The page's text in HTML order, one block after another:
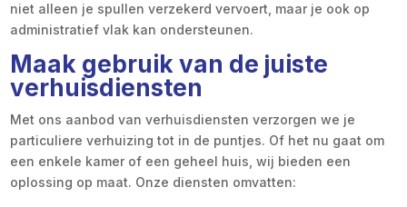
niet alleen je spullen verzekerd vervoert, maar je ook op
administratief vlak kan ondersteunen.
Maak gebruik van de juiste
verhuisdiensten
Met ons aanbod van verhuisdiensten verzorgen we je
particuliere verhuizing tot in de puntjes. Of het nu gaat om
een enkele kamer of een geheel huis, wij bieden een
oplossing op maat. Onze diensten omvatten: